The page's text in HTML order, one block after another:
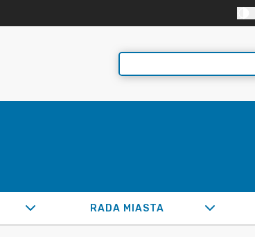
RADA MIASTA